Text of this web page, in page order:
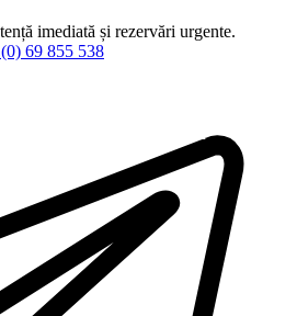
imediată și rezervări urgente.
69 855 538